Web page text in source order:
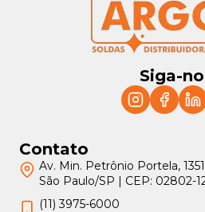
Siga-
Contato
Av. Min. Petrônio Portela,
São Paulo/SP | CEP: 02802-
(11) 3975-6000